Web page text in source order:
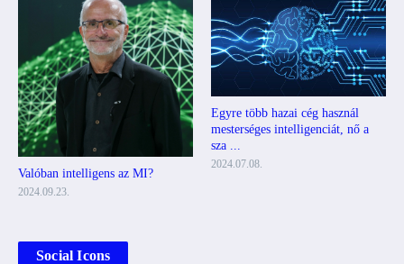
Valóban intelligens az MI?
2024.09.23.
Egyre több hazai cég használ
mesterséges intelligenciát, nő a
sza ...
2024.07.08.
Social Icons